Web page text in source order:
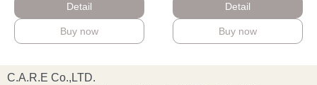
Detail
Buy now
Detail
Buy now
C.A.R.E Co.,LTD.